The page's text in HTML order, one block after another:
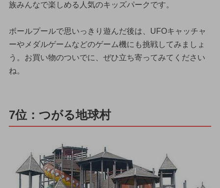
族みんなで楽しめる人気のキッズパークです。
ボールプールで思いっきり遊んだ後は、UFOキャッチャ
ーやメダルゲームなどのゲーム機にも挑戦してみましょ
う。お買い物のついでに、ぜひ立ち寄ってみてください
ね。
7位：つがる地球村